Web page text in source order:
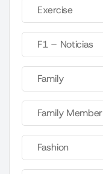
Exercise
F1 – Noticias
Family
Family Member
Fashion